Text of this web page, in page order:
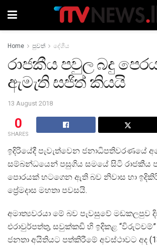
Home පුවත් දේශීය
රාජකීය පවුල බදු
ඇමැති සජිත් කියයි
13 August 2018
0
SHARES
ඉදිරියේදී පැවැත්වෙන ජනාධිපතිවරණයේ
සම්බන්ධයෙන් පසුගිය සමයේ සිටි රාජකීය
පොරයක් හටගෙන ඇති බව නිවාස හා
ප්‍රේමදාස මහතා පවසයි.
අමාත්‍යවරයා මේ බව පැවසුවේ මඩකලපුව
එරාවුර්පත්තු, සවුක්කඩි හි ඉදිකළ “විරුට්චම්”
ජනතා අයිතියට පත්කිරීමේ අවස්ථාවට අද